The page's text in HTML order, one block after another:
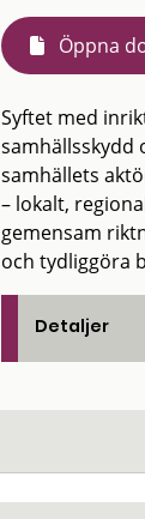
Öppna
Syftet med
samhällsskydd
samhällets
– lokalt,
gemensam
och tydliggöra
Detaljer